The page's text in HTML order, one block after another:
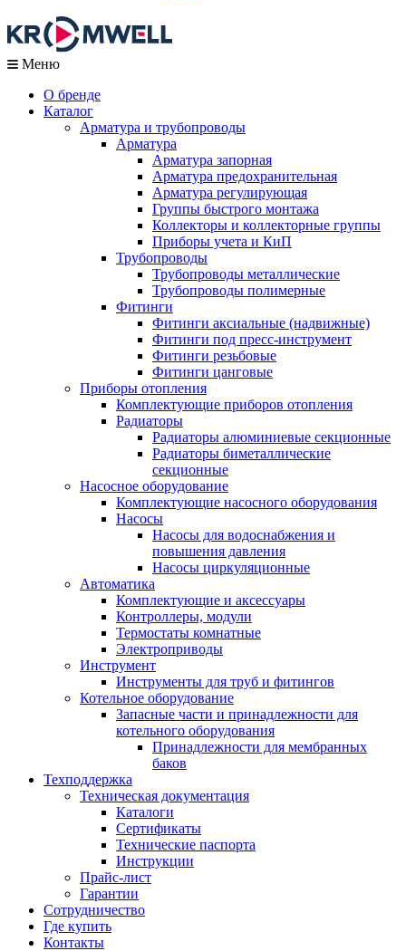
Меню
О бренде
Каталог
Арматура и трубопроводы
Арматура
Арматура запорная
Арматура предохранительная
Арматура регулирующая
Группы быстрого монтажа
Коллекторы и коллекторные группы
Приборы учета и КиП
Трубопроводы
Трубопроводы металлические
Трубопроводы полимерные
Фитинги
Фитинги аксиальные (надвижные)
Фитинги под пресс-инструмент
Фитинги резьбовые
Фитинги цанговые
Приборы отопления
Комплектующие приборов отопления
Радиаторы
Радиаторы алюминиевые секционные
Радиаторы биметаллические
секционные
Насосное оборудование
Комплектующие насосного оборудования
Насосы
Насосы для водоснабжения и
повышения давления
Насосы циркуляционные
Автоматика
Комплектующие и аксессуары
Контроллеры, модули
Термостаты комнатные
Электроприводы
Инструмент
Инструменты для труб и фитингов
Котельное оборудование
Запасные части и принадлежности для
котельного оборудования
Принадлежности для мембранных
баков
Техподдержка
Техническая документация
Каталоги
Сертификаты
Технические паспорта
Инструкции
Прайс-лист
Гарантии
Сотрудничество
Где купить
Контакты